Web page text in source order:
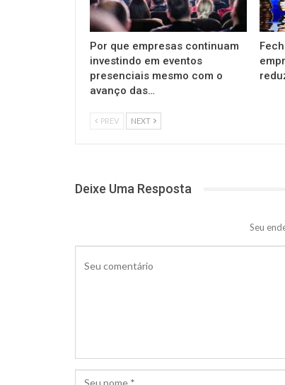
Por que empresas continuam
investindo em eventos
presenciais mesmo com o
avanço das…
PREV NEXT
Deixe Uma Resposta
Seu